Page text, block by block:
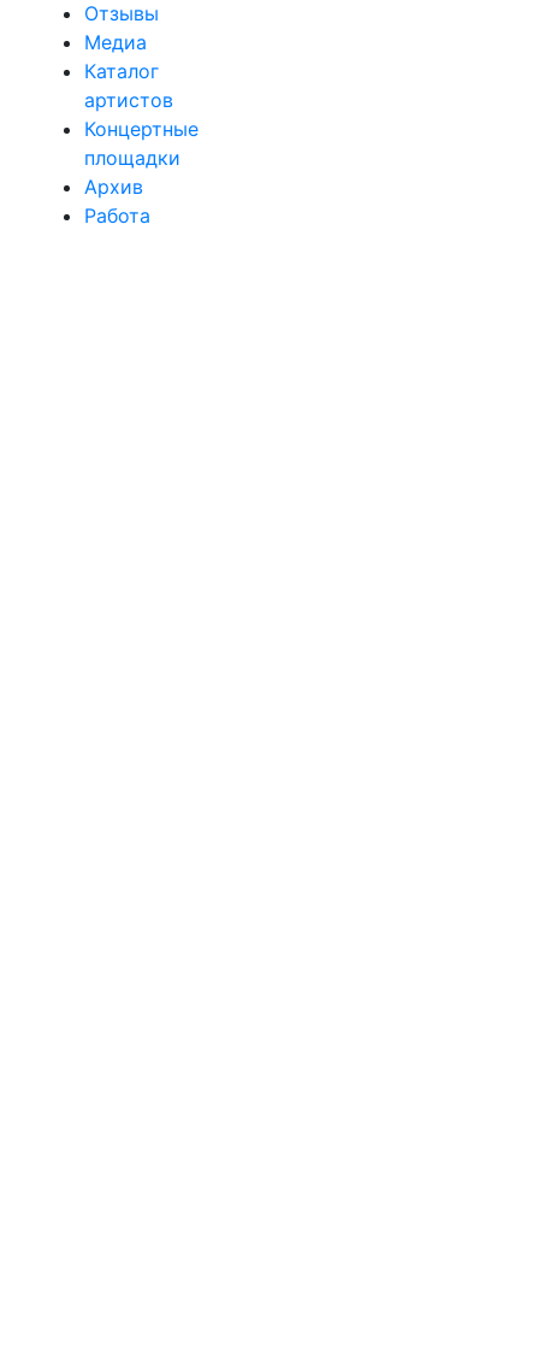
Отзывы
Медиа
Каталог
артистов
Концертные
площадки
Архив
Работа